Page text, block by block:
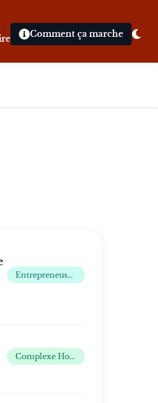
Comment ça marche
Entrepreneuse, Vidéaste Web, Mannequin, Actrice Et Chanteuse Belge, Ancienne Joueuse De Poker Et Ancienne Présentatrice Télé
Complexe Hotelier De 81 Chambres Avec Wellness Extérieur Et Restaurant